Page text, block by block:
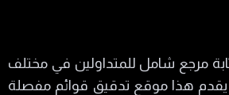
مرجع شامل للمتداولين في مختلف
يقدم هذا موقع تدقيق قوائم مفصلة